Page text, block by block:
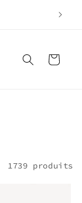
Panier
1739 produits